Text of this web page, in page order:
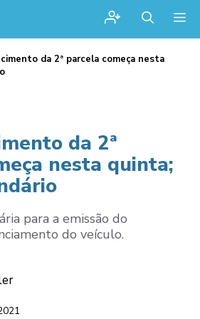
da 2ª parcela começa nesta
da 2ª
nesta quinta;
para a emissão do
do veículo.